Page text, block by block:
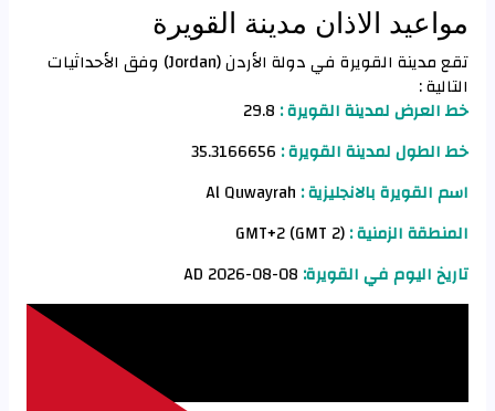
مواعيد الاذان مدينة القويرة
تقع مدينة القويرة في دولة الأردن (Jordan) وفق الأحداثيات
التالية :
خط العرض لمدينة القويرة : 29.8
خط الطول لمدينة القويرة :
اسم القويرة بالانجليزية :
المنطقة الزمنية :
تاريخ اليوم في القويرة: